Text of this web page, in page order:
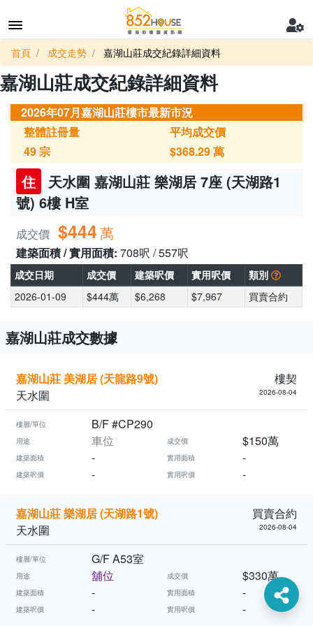
首頁 成交走勢 嘉湖山莊成交紀錄詳細資料
嘉湖山莊成交紀錄詳細資料
2026年07月嘉湖山莊樓市最新市況
整體註冊量
49宗
平均成交價
$368.29萬
住
天水圍 嘉湖山莊 樂湖居 7座 (天湖路1
號) 6樓 H室
成交價 $444萬
建築面積 / 實用面積: 708呎 / 557呎
成交日期 成交價 建築呎價 實用呎價
類別
2026-01-09
$444萬 $6,268 $7,967 買賣合約
嘉湖山莊成交數據
嘉湖山莊 美湖居 (天龍路9號)
樓契
天水圍
2026-08-04
樓層/單位 B/F #CP290
用途 車位 成交價 $150萬
建築面積 - 實用面積 -
建築呎價 - 實用呎價 -
嘉湖山莊 樂湖居 (天湖路1號)
買賣合約
天水圍
2026-08-04
樓層/單位 G/F A53室
用途 舖位 成交價 $330萬
建築面積 - 實用面積 -
建築呎價 - 實用呎價 -